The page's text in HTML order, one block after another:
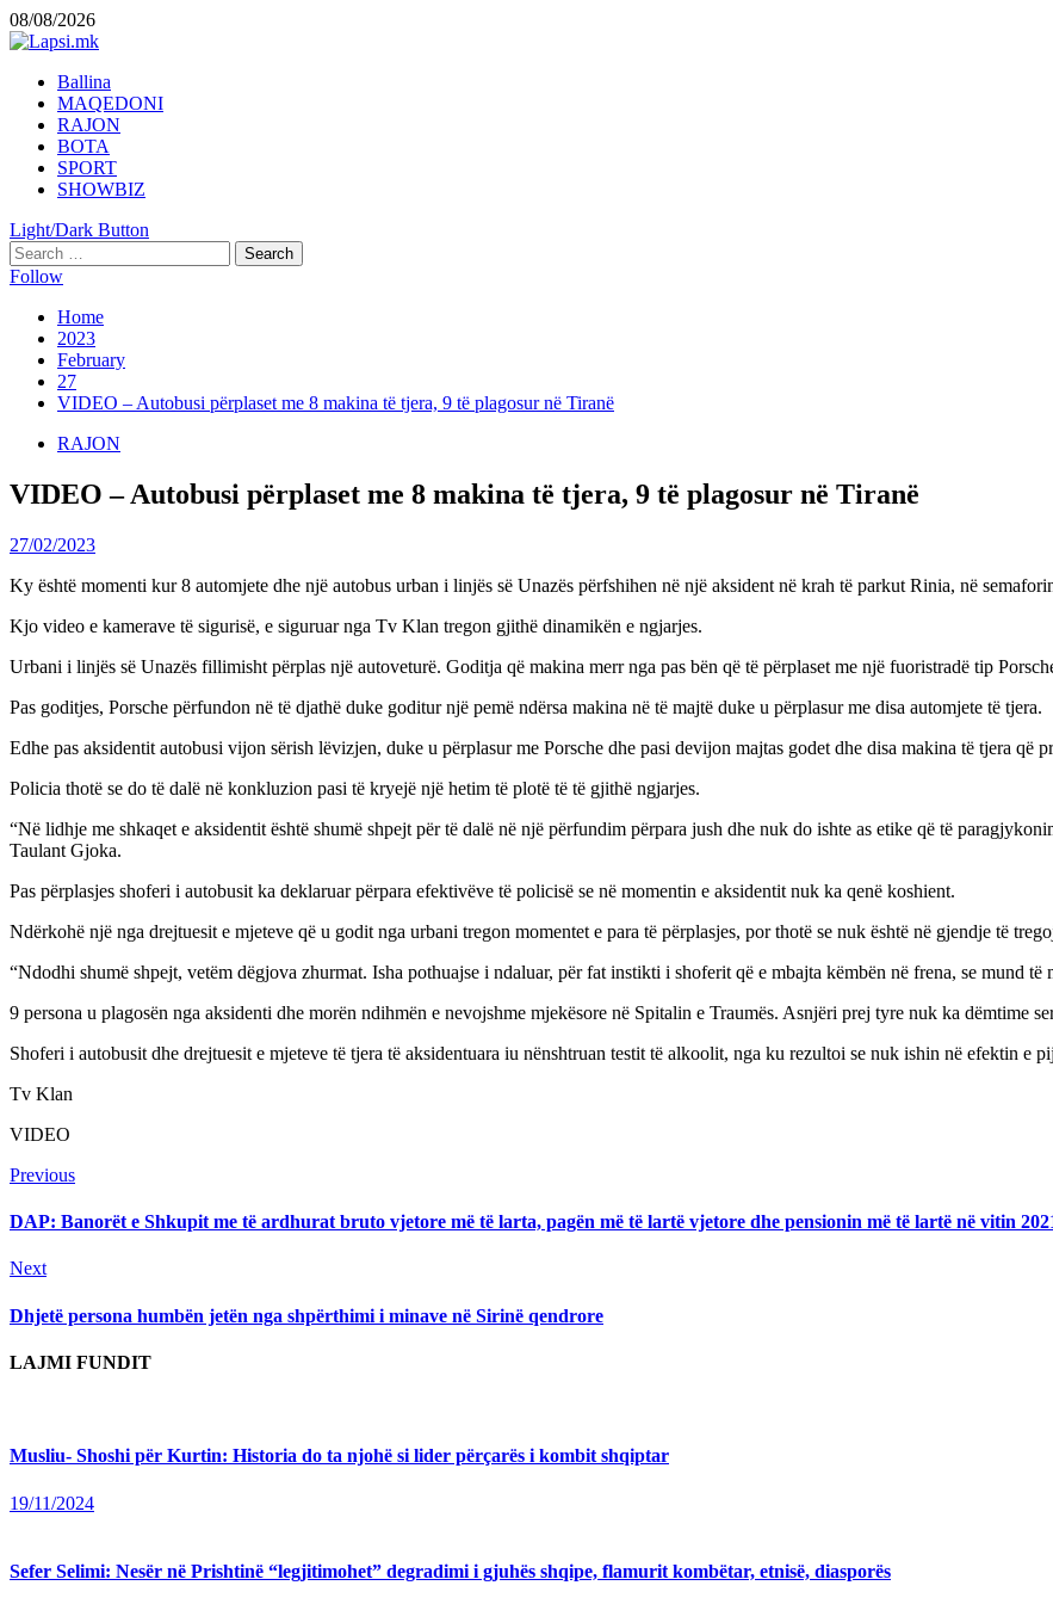
Skip
to
08/08/2026
Primary
Menu
Ballina
MAQEDONI
RAJON
BOTA
SPORT
SHOWBIZ
Light/Dark Button
Search
for:
Follow
Home
2023
February
27
VIDEO – Autobusi përplaset me 8 makina të tjera, 9 të plagosur në Tiranë
RAJON
VIDEO – Autobusi përplaset me 8 makina të tjera, 9 të plagosur në Tiranë
27/02/2023
Ky është momenti kur 8 automjete dhe një autobus urban i linjës së Unazës përfshihen në një aksident në krah të parkut Rinia, në
Kjo video e kamerave të sigurisë, e siguruar nga Tv Klan tregon gjithë dinamikën e ngjarjes.
Urbani i linjës së Unazës fillimisht përplas një autoveturë. Goditja që makina merr nga pas bën që të përplaset me një fuoristradë tip
Pas goditjes, Porsche përfundon në të djathë duke goditur një pemë ndërsa makina në të majtë duke u përplasur me disa automjete të tjera.
Edhe pas aksidentit autobusi vijon sërish lëvizjen, duke u përplasur me Porsche dhe pasi devijon majtas godet dhe disa makina të tjera që
Policia thotë se do të dalë në konkluzion pasi të kryejë një hetim të plotë të të gjithë ngjarjes.
“Në lidhje me shkaqet e aksidentit është shumë shpejt për të dalë në një përfundim përpara jush dhe nuk do ishte as etike që të
Taulant Gjoka.
Pas përplasjes shoferi i autobusit ka deklaruar përpara efektivëve të policisë se në momentin e aksidentit nuk ka qenë koshient.
Ndërkohë një nga drejtuesit e mjeteve që u godit nga urbani tregon momentet e para të përplasjes, por thotë se nuk është në gjendje të
“Ndodhi shumë shpejt, vetëm dëgjova zhurmat. Isha pothuajse i ndaluar, për fat instikti i shoferit që e mbajta këmbën në frena, se mund të
9 persona u plagosën nga aksidenti dhe morën ndihmën e nevojshme mjekësore në Spitalin e Traumës. Asnjëri prej tyre nuk ka dëmtime
Shoferi i autobusit dhe drejtuesit e mjeteve të tjera të aksidentuara iu nënshtruan testit të alkoolit, nga ku rezultoi se nuk ishin në efektin e
Tv Klan
VIDEO
Continue
Reading
PreviousPrevious
DAP: Banorët e Shkupit me të ardhurat bruto vjetore më të larta, pagën më të lartë vjetore dhe pensionin më të lartë në vitin
NextNext
Dhjetë persona humbën jetën nga shpërthimi i minave në Sirinë qendrore
LAJMI FUNDIT
Musliu- Shoshi për Kurtin: Historia do ta njohë si lider përçarës i kombit shqiptar
19/11/2024
Sefer Selimi: Nesër në Prishtinë “legjitimohet” degradimi i gjuhës shqipe, flamurit kombëtar, etnisë, diasporës